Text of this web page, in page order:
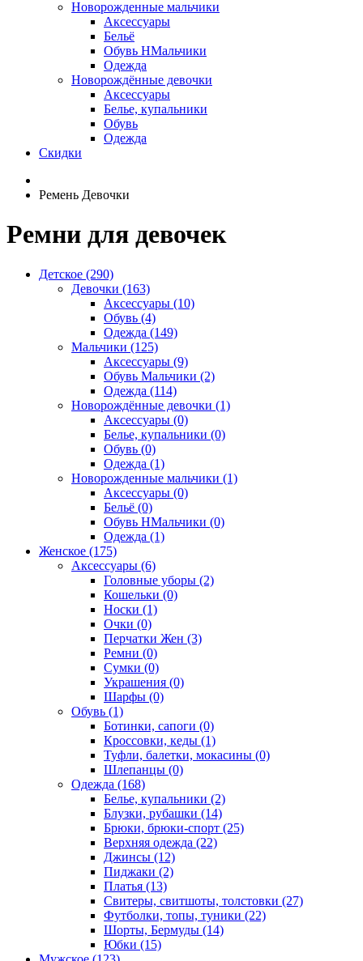
Новорожденные мальчики
Аксессуары
Бельё
Обувь НМальчики
Одежда
Новорождённые девочки
Аксессуары
Белье, купальники
Обувь
Одежда
Скидки
Ремень Девочки
Ремни для девочек
Детское (290)
Девочки (163)
Аксессуары (10)
Обувь (4)
Одежда (149)
Мальчики (125)
Аксессуары (9)
Обувь Мальчики (2)
Одежда (114)
Новорождённые девочки (1)
Аксессуары (0)
Белье, купальники (0)
Обувь (0)
Одежда (1)
Новорожденные мальчики (1)
Аксессуары (0)
Бельё (0)
Обувь НМальчики (0)
Одежда (1)
Женское (175)
Аксессуары (6)
Головные уборы (2)
Кошельки (0)
Носки (1)
Очки (0)
Перчатки Жен (3)
Ремни (0)
Сумки (0)
Украшения (0)
Шарфы (0)
Обувь (1)
Ботинки, сапоги (0)
Кроссовки, кеды (1)
Туфли, балетки, мокасины (0)
Шлепанцы (0)
Одежда (168)
Белье, купальники (2)
Блузки, рубашки (14)
Брюки, брюки-спорт (25)
Верхняя одежда (22)
Джинсы (12)
Пиджаки (2)
Платья (13)
Свитеры, свитшоты, толстовки (27)
Футболки, топы, туники (22)
Шорты, Бермуды (14)
Юбки (15)